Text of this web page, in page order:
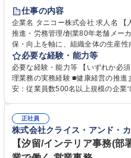
完全週休2日制
寮・社宅あり
仕事の内容
企業名 タニコー株式会社 求人名 【人事・労務担当】安全衛生・健康経営
推進・労務管理/創業80年老舗メーカー 仕事の内容 社員の健康と安
保・向上を軸に、組織全体の生産
営層と密接に連携しながら、定型業
などの上流工程から関与していただきます。 【主な業務
業務（ストレスチェック、健康診
経営認証取得に向けた企画・推進■
を底上げすべく、ともにご活躍いただ
職種 【人事・労務担当】安全衛生
舗メーカー
必要な経験・能力等
必要な経験・能力等 【いずれか必
理業務の実務経験 ■健康経営の推
安：従業員数500名以上規模の企業でのご経験 【求め
部門と連携しながら業務を推進でき
使用経験をお持ちの方 学歴・資格 学歴：大学院 大学 高専 短大 専修学校
高校 語学力： 資格：
正社員
株式会社クライス・アンド・
【汐留/インテリア事務(